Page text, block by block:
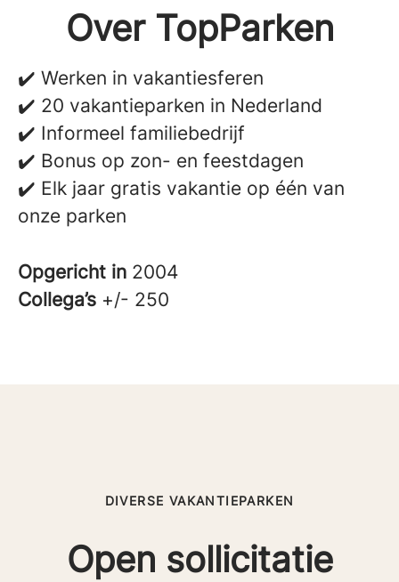
Over TopParken
✔️ Werken in vakantiesferen
✔️ 20 vakantieparken in Nederland
✔️ Informeel familiebedrijf
✔️ Bonus op zon- en feestdagen
✔️ Elk jaar gratis vakantie op één van
onze parken
Opgericht in 2004
Collega’s +/- 250
DIVERSE VAKANTIEPARKEN
Open sollicitatie